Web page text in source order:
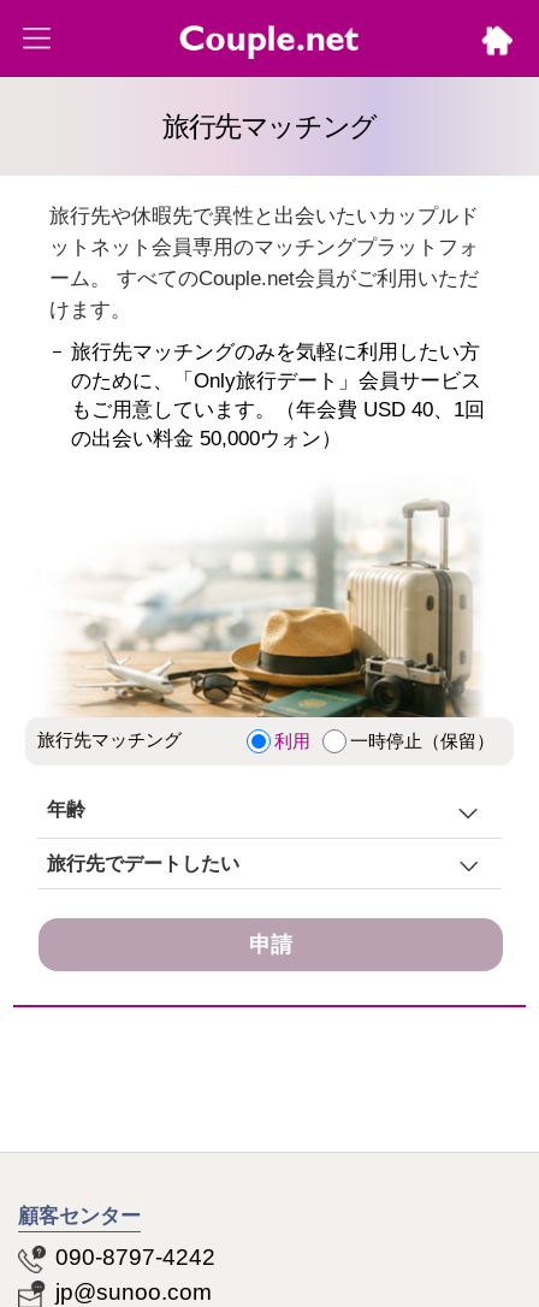
旅行先マッチング
旅行先や休暇先で異性と出会いたいカップルド
ットネット会員専用のマッチングプラットフォ
ーム。 すべてのCouple.net会員がご利用いただ
けます。
旅行先マッチングのみを気軽に利用したい方
のために、「Only旅行デート」会員サービス
もご用意しています。（年会費 USD 40、1回
の出会い料金 50,000ウォン）
旅行先マッチング 利用 一時停止（保留）
年齢
関係なし
選択 (最低年齢~ 最高年齢
旅行先でデートしたい
申請
顧客センター
090-8797-4242
jp@sunoo.com